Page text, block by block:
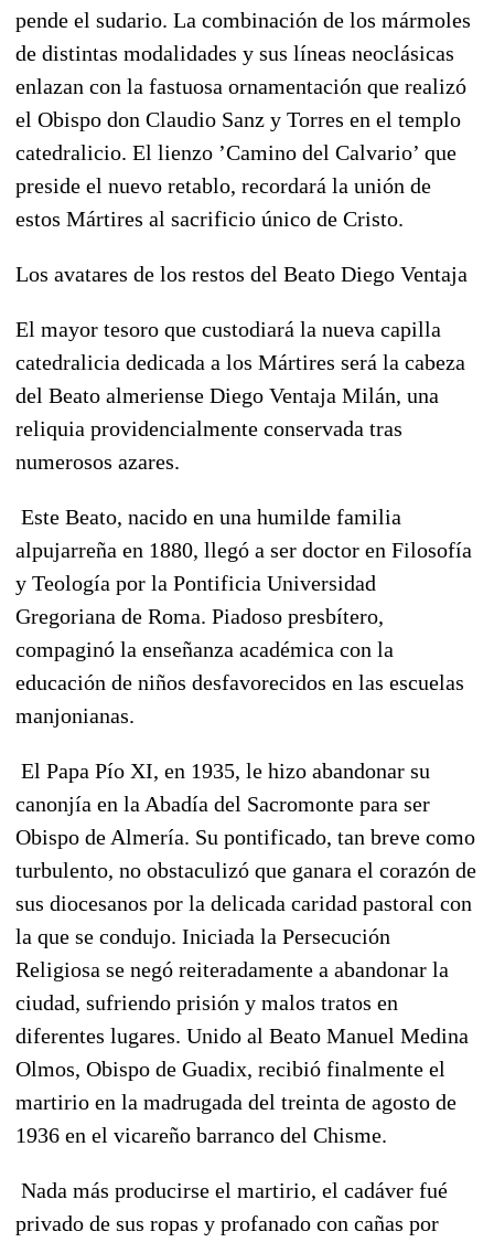
pende el sudario. La combinación de los mármoles
de distintas modalidades y sus líneas neoclásicas
enlazan con la fastuosa ornamentación que realizó
el Obispo don Claudio Sanz y Torres en el templo
catedralicio. El lienzo ’Camino del Calvario’ que
preside el nuevo retablo, recordará la unión de
estos Mártires al sacrificio único de Cristo.
Los avatares de los restos del Beato Diego Ventaja
El mayor tesoro que custodiará la nueva capilla
catedralicia dedicada a los Mártires será la cabeza
del Beato almeriense Diego Ventaja Milán, una
reliquia providencialmente conservada tras
numerosos azares.
Este Beato, nacido en una humilde familia
alpujarreña en 1880, llegó a ser doctor en Filosofía
y Teología por la Pontificia Universidad
Gregoriana de Roma. Piadoso presbítero,
compaginó la enseñanza académica con la
educación de niños desfavorecidos en las escuelas
manjonianas.
El Papa Pío XI, en 1935, le hizo abandonar su
canonjía en la Abadía del Sacromonte para ser
Obispo de Almería. Su pontificado, tan breve como
turbulento, no obstaculizó que ganara el corazón de
sus diocesanos por la delicada caridad pastoral con
la que se condujo. Iniciada la Persecución
Religiosa se negó reiteradamente a abandonar la
ciudad, sufriendo prisión y malos tratos en
diferentes lugares. Unido al Beato Manuel Medina
Olmos, Obispo de Guadix, recibió finalmente el
martirio en la madrugada del treinta de agosto de
1936 en el vicareño barranco del Chisme.
Nada más producirse el martirio, el cadáver fué
privado de sus ropas y profanado con cañas por